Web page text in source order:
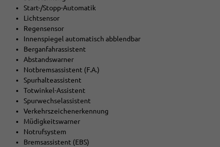
Start-/Stopp-Automatik
Lichtsensor
Regensensor
Innenspiegel automatisch abblendbar
Berganfahrassistent
Abstandswarner
Notbremsassistent (F.A.)
Spurhalteassistent
Totwinkel-Assistent
Spurwechselassistent
Verkehrszeichenerkennung
Müdigkeitswarner
Notrufsystem
Bremsassistent (EBS)